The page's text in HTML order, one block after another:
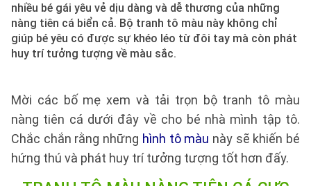
nhiều bé gái yêu vẻ dịu dàng và dễ thương của những
nàng tiên cá biển cả. Bộ tranh tô màu này không chỉ
giúp bé yêu có được sự khéo léo từ đôi tay mà còn phát
huy trí tưởng tượng về màu sắc.
Mời các bố mẹ xem và tải trọn bộ tranh tô màu
nàng tiên cá dưới đây về cho bé nhà mình tập tô.
Chắc chắn rằng những hình tô màu này sẽ khiến bé
hứng thú và phát huy trí tưởng tượng tốt hơn đấy.